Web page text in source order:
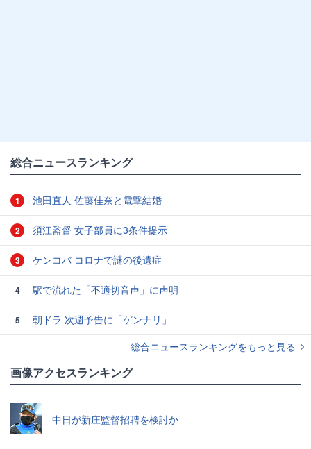
総合ニュースランキング
1 池田直人 佐藤佳奈と電撃結婚
2 須江監督 女子部員に3条件提示
3 ケンコバ コロナで謎の後遺症
4 駅で流れた「不適切音声」に声明
5
朝ドラ 次週予告に「ゲンナリ」
総合ニュースランキングをもっと見る
画像アクセスランキング
中日が新庄監督招聘を検討か